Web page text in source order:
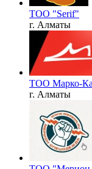
ТОО "Serif"
г. Алматы
ТОО Марко-
г. Алматы